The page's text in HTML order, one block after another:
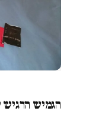
הגמיש הרגיש